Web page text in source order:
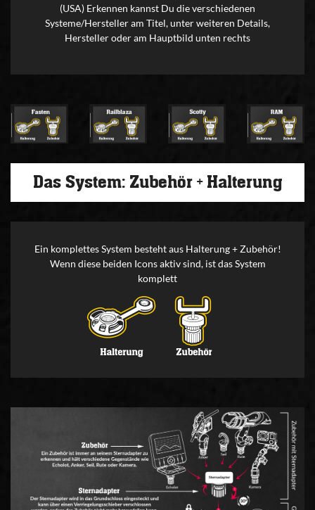
(USA) Erkennen kannst Du die verschiedenen
Systeme/Hersteller am Titel, unter weiteren Details,
Hersteller oder am Hauptbild unten rechts
Das System: Zubehör + Halterung
Ein komplettes System besteht aus Halterung + Zubehör!
Wenn diese beiden Icons aktiv sind, ist das System
komplett